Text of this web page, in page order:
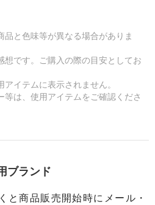
と色味等が異なる場合がありま
です。ご購入の際の目安としてお
イテムに表示されません。
は、使用アイテムをご確認くださ
ブランド
と商品販売開始時にメール・